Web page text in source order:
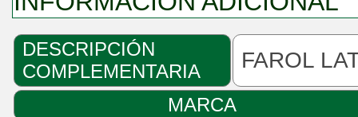
DESCRIPCIÓN
COMPLEMENTARIA
FAROL
MARCA